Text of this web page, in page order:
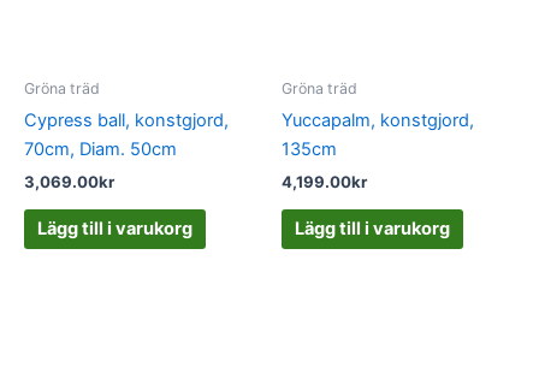
Gröna träd
Cypress ball, konstgjord,
70cm, Diam. 50cm
3,069.00kr
Lägg till i varukorg
Gröna träd
Yuccapalm, konstgjord,
135cm
4,199.00kr
Lägg till i varukorg